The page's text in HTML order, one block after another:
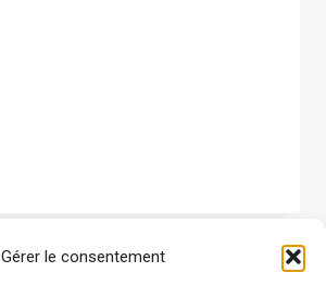
Gérer le consentement